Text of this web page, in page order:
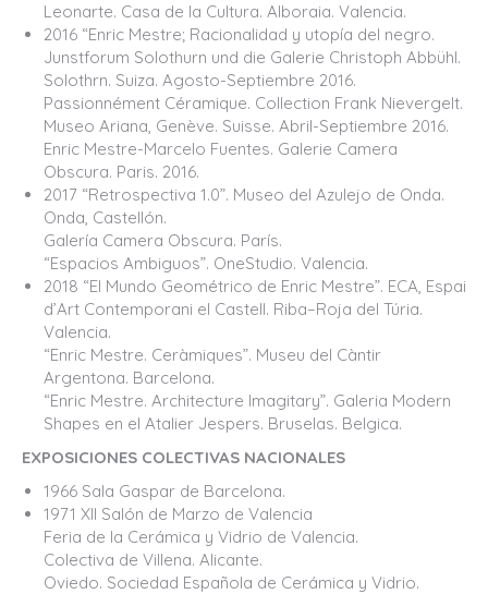
Leonarte. Casa de la Cultura. Alboraia. Valencia.
2016 “Enric Mestre; Racionalidad y utopía del negro.
Junstforum Solothurn und die Galerie Christoph Abbühl.
Solothrn. Suiza. Agosto-Septiembre 2016.
Passionnément Céramique. Collection Frank Nievergelt.
Museo Ariana, Genève. Suisse. Abril-Septiembre 2016.
Enric Mestre-Marcelo Fuentes. Galerie Camera
Obscura. Paris. 2016.
2017 “Retrospectiva 1.0”. Museo del Azulejo de Onda.
Onda, Castellón.
Galería Camera Obscura. París.
“Espacios Ambiguos”. OneStudio. Valencia.
2018 “El Mundo Geométrico de Enric Mestre”. ECA, Espai
d’Art Contemporani el Castell. Riba–Roja del Túria.
Valencia.
“Enric Mestre. Ceràmiques”. Museu del Càntir
Argentona. Barcelona.
“Enric Mestre. Architecture Imagitary”. Galeria Modern
Shapes en el Atalier Jespers. Bruselas. Belgica.
EXPOSICIONES COLECTIVAS NACIONALES
1966 Sala Gaspar de Barcelona.
1971 XII Salón de Marzo de Valencia
Feria de la Cerámica y Vidrio de Valencia.
Colectiva de Villena. Alicante.
Oviedo. Sociedad Española de Cerámica y Vidrio.